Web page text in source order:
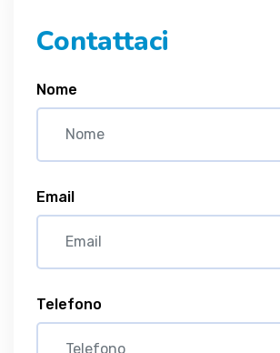
Contattaci
Nome
Email
Telefono